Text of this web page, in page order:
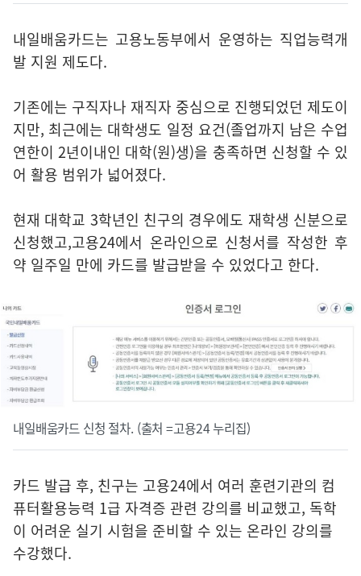
내일배움카드는 고용노동부에서 운영하는 직업능력개
발 지원 제도다.
기존에는 구직자나 재직자 중심으로 진행되었던 제도이
지만, 최근에는 대학생도 일정 요건(졸업까지 남은 수업
연한이 2년이내인 대학(원)생)을 충족하면 신청할 수 있
어 활용 범위가 넓어졌다.
현재 대학교 3학년인 친구의 경우에도 재학생 신분으로
신청했고,고용24에서 온라인으로 신청서를 작성한 후
약 일주일 만에 카드를 발급받을 수 있었다고 한다.
내일배움카드 신청 절차. (출처 =고용24 누리집)
카드 발급 후, 친구는 고용24에서 여러 훈련기관의 컴
퓨터활용능력 1급 자격증 관련 강의를 비교했고, 독학
이 어려운 실기 시험을 준비할 수 있는 온라인 강의를
수강했다.